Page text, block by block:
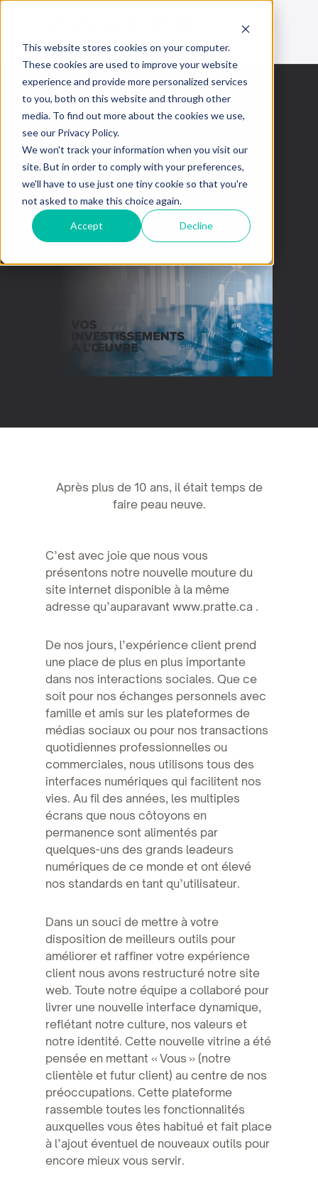
This website stores cookies on your computer.
These cookies are used to improve your website
experience and provide more personalized services
to you, both on this website and through other
media. To find out more about the cookies we use,
see our Privacy Policy.
We won't track your information when you visit our
site. But in order to comply with your preferences,
we'll have to use just one tiny cookie so that you're
not asked to make this choice again.
Accept Decline
Lancement de
notre nouveau
site web
September 23, 2022
Après plus de 10 ans, il était temps de
faire peau neuve.
C’est avec joie que nous vous
présentons notre nouvelle mouture du
site internet disponible à la même
adresse qu’auparavant www.pratte.ca .
De nos jours, l’expérience client prend
une place de plus en plus importante
dans nos interactions sociales. Que ce
soit pour nos échanges personnels avec
famille et amis sur les plateformes de
médias sociaux ou pour nos transactions
quotidiennes professionnelles ou
commerciales, nous utilisons tous des
interfaces numériques qui facilitent nos
vies. Au fil des années, les multiples
écrans que nous côtoyons en
permanence sont alimentés par
quelques-uns des grands leadeurs
numériques de ce monde et ont élevé
nos standards en tant qu’utilisateur.
Dans un souci de mettre à votre
disposition de meilleurs outils pour
améliorer et raffiner votre expérience
client nous avons restructuré notre site
web. Toute notre équipe a collaboré pour
livrer une nouvelle interface dynamique,
reflétant notre culture, nos valeurs et
notre identité. Cette nouvelle vitrine a été
pensée en mettant « Vous » (notre
clientèle et futur client) au centre de nos
préoccupations. Cette plateforme
rassemble toutes les fonctionnalités
auxquelles vous êtes habitué et fait place
à l’ajout éventuel de nouveaux outils pour
encore mieux vous servir.